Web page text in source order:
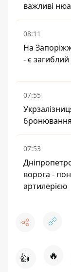
важливі
08:11
На
- є загиблий
07:55
бронювання
07:53
ворога -
артилерією
👍 🔥